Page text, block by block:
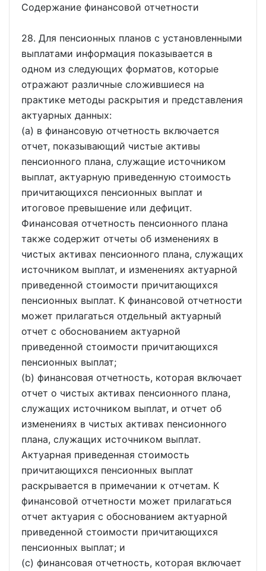
Содержание финансовой отчетности
28. Для пенсионных планов с установленными
выплатами информация показывается в
одном из следующих форматов, которые
отражают различные сложившиеся на
практике методы раскрытия и представления
актуарных данных:
(a) в финансовую отчетность включается
отчет, показывающий чистые активы
пенсионного плана, служащие источником
выплат, актуарную приведенную стоимость
причитающихся пенсионных выплат и
итоговое превышение или дефицит.
Финансовая отчетность пенсионного плана
также содержит отчеты об изменениях в
чистых активах пенсионного плана, служащих
источником выплат, и изменениях актуарной
приведенной стоимости причитающихся
пенсионных выплат. К финансовой отчетности
может прилагаться отдельный актуарный
отчет с обоснованием актуарной
приведенной стоимости причитающихся
пенсионных выплат;
(b) финансовая отчетность, которая включает
отчет о чистых активах пенсионного плана,
служащих источником выплат, и отчет об
изменениях в чистых активах пенсионного
плана, служащих источником выплат.
Актуарная приведенная стоимость
причитающихся пенсионных выплат
раскрывается в примечании к отчетам. К
финансовой отчетности может прилагаться
отчет актуария с обоснованием актуарной
приведенной стоимости причитающихся
пенсионных выплат; и
(c) финансовая отчетность, которая включает